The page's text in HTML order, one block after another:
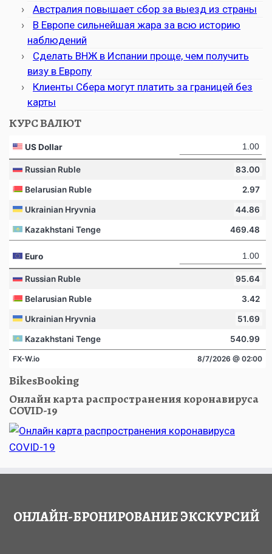
Австралия повышает сбор за выезд из страны
В Европе сильнейшая жара за всю историю
наблюдений
Сделать ВНЖ в Испании проще, чем получить
визу в Европу
Клиенты Сбера могут платить за границей без
карты
КУРС ВАЛЮТ
BikesBooking
Онлайн карта распространения коронавируса
COVID-19
ОНЛАЙН-БРОНИРОВАНИЕ ЭКСКУРСИЙ